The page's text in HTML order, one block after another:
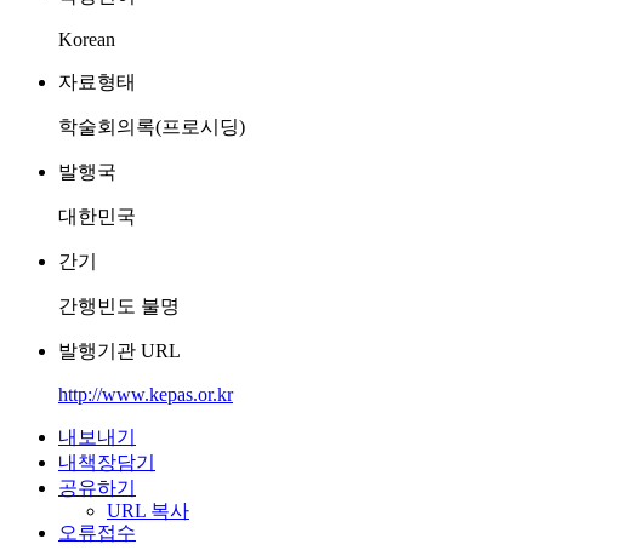
Korean
자료형태
학술회의록(프로시딩)
발행국
대한민국
간기
간행빈도 불명
발행기관 URL
http://www.kepas.or.kr
내보내기
내책장담기
공유하기
URL 복사
오류접수